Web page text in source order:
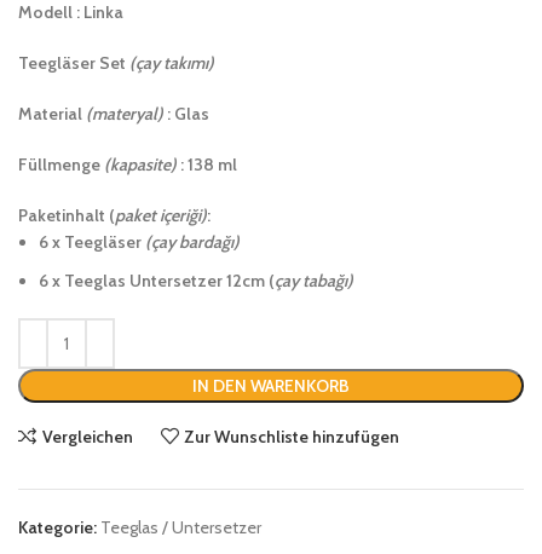
Modell : Linka
Teegläser Set (çay takımı)
Material (materyal) : Glas
Füllmenge (kapasite) : 138 ml
Paketinhalt (paket içeriği):
6 x Teegläser (çay bardağı)
6 x Teeglas Untersetzer 12cm (çay tabağı)
IN DEN WARENKORB
Vergleichen Zur Wunschliste hinzufügen
Kategorie: Teeglas / Untersetzer